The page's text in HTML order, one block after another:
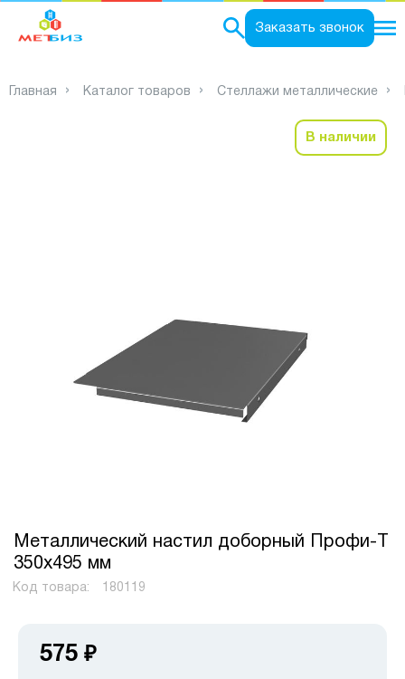
Заказать звонок
Главная Каталог товаров Стеллажи металлические
В наличии
Металлический настил доборный Профи-Т
350x495 мм
Код товара: 180119
575 ₽